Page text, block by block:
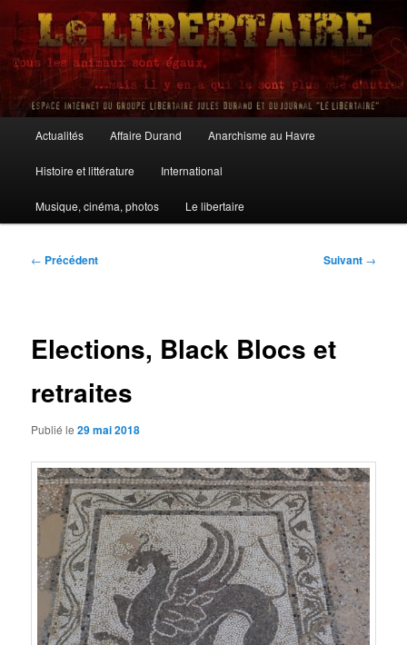
Aller
contenu
principalLe Libertaire
principal
Actualités Affaire Durand Anarchisme au Havre
Histoire et littérature International
Musique, cinéma, photos Le libertaire
Navigation
← Précédent Suivant →
Elections, Black Blocs et
retraites
Publié le29 mai 2018